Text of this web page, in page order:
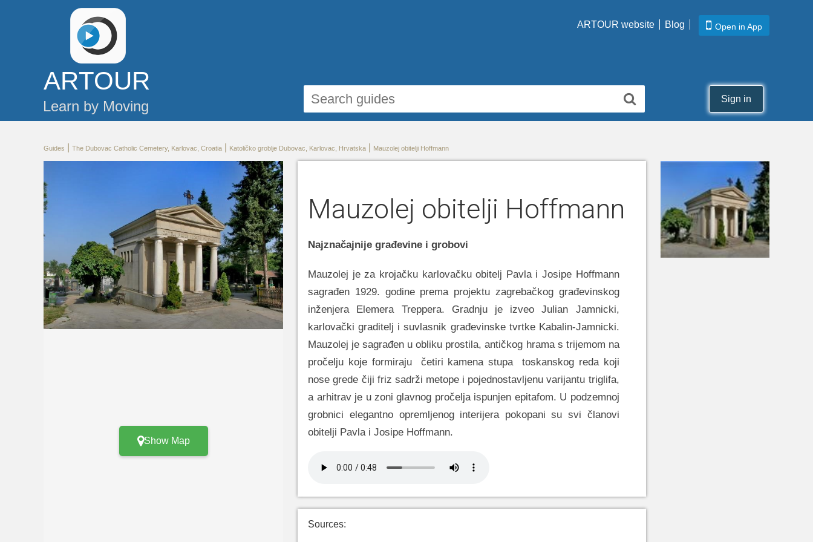
ARTOUR
Learn by Moving
ARTOUR website Blog Open in App
Sign in
Guides The Dubovac Catholic Cemetery, Karlovac, Croatia Katoličko groblje Dubovac, Karlovac, Hrvatska Mauzolej obitelji Hoffmann
Show Map
Mauzolej obitelji Hoffmann
Najznačajnije građevine i grobovi
Mauzolej je za krojačku karlovačku obitelj Pavla i Josipe Hoffmann
sagrađen 1929. godine prema projektu zagrebačkog građevinskog
inženjera Elemera Treppera. Gradnju je izveo Julian Jamnicki,
karlovački graditelj i suvlasnik građevinske tvrtke Kabalin-Jamnicki.
Mauzolej je sagrađen u obliku prostila, antičkog hrama s trijemom na
pročelju koje formiraju četiri kamena stupa toskanskog reda koji
nose grede čiji friz sadrži metope i pojednostavljenu varijantu triglifa,
a arhitrav je u zoni glavnog pročelja ispunjen epitafom. U podzemnoj
grobnici elegantno opremljenog interijera pokopani su svi članovi
obitelji Pavla i Josipe Hoffmann.
Sources: